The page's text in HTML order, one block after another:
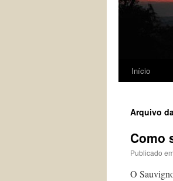
Início
Arquivo
Como
Publicado em
O